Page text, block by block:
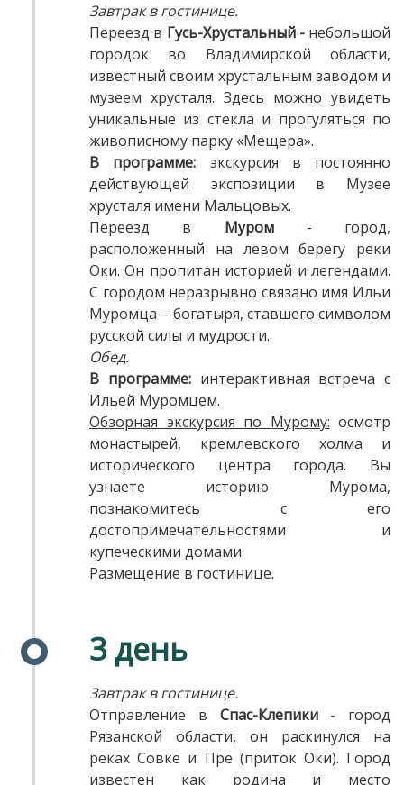
Завтрак в гостинице.
Переезд в Гусь-Хрустальный- небольшой
городок во Владимирской области,
известный своим хрустальным заводом и
музеем хрусталя. Здесь можно увидеть
уникальные из стекла и прогуляться по
живописному парку «Мещера».
В программе: экскурсия
в постоянно
действующей экспозиции в Музее
хрусталя имени Мальцовых.
Переезд в Муром- город,
расположенный на левом берегу реки
Оки. Он пропитан историей и легендами.
С городом неразрывно связано имя Ильи
Муромца – богатыря, ставшего символом
русской силы и мудрости.
Обед.
В программе:интерактивная встреча с
Ильей Муромцем.
Обзорная экскурсия по Мурому: осмотр
монастырей, кремлевского холма и
исторического центра города. Вы
узнаете историю Мурома,
познакомитесь с его
достопримечательностями и
купеческими домами.
Размещение в гостинице.
3 день
Завтрак в гостинице.
Отправление в Спас-Клепики- город
Рязанской области, он раскинулся на
реках Совке и Пре (приток Оки). Город
известен как родина и место